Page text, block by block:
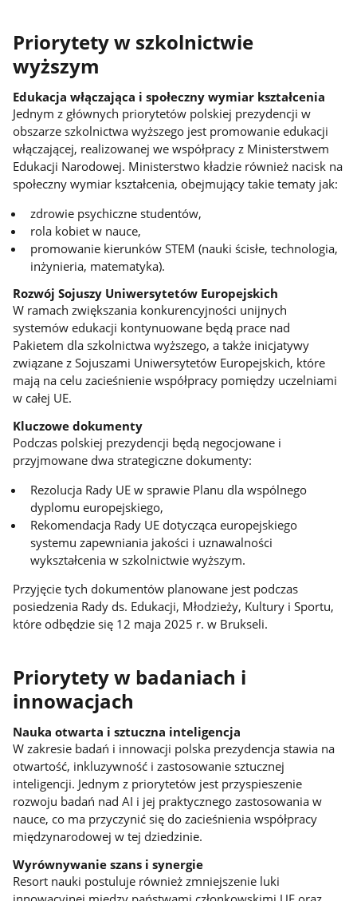
Priorytety w szkolnictwie
wyższym
Edukacja włączająca i społeczny wymiar kształcenia
Jednym z głównych priorytetów polskiej prezydencji w
obszarze szkolnictwa wyższego jest promowanie edukacji
włączającej, realizowanej we współpracy z Ministerstwem
Edukacji Narodowej. Ministerstwo kładzie również nacisk na
społeczny wymiar kształcenia, obejmujący takie tematy jak:
zdrowie psychiczne studentów,
rola kobiet w nauce,
promowanie kierunków STEM (nauki ścisłe, technologia,
inżynieria, matematyka).
Rozwój Sojuszy Uniwersytetów Europejskich
W ramach zwiększania konkurencyjności unijnych
systemów edukacji kontynuowane będą prace nad
Pakietem dla szkolnictwa wyższego, a także inicjatywy
związane z Sojuszami Uniwersytetów Europejskich, które
mają na celu zacieśnienie współpracy pomiędzy uczelniami
w całej UE.
Kluczowe dokumenty
Podczas polskiej prezydencji będą negocjowane i
przyjmowane dwa strategiczne dokumenty:
Rezolucja Rady UE w sprawie Planu dla wspólnego
dyplomu europejskiego,
Rekomendacja Rady UE dotycząca europejskiego
systemu zapewniania jakości i uznawalności
wykształcenia w szkolnictwie wyższym.
Przyjęcie tych dokumentów planowane jest podczas
posiedzenia Rady ds. Edukacji, Młodzieży, Kultury i Sportu,
które odbędzie się 12 maja 2025 r. w Brukseli.
Priorytety w badaniach i
innowacjach
Nauka otwarta i sztuczna inteligencja
W zakresie badań i innowacji polska prezydencja stawia na
otwartość, inkluzywność i zastosowanie sztucznej
inteligencji. Jednym z priorytetów jest przyspieszenie
rozwoju badań nad AI i jej praktycznego zastosowania w
nauce, co ma przyczynić się do zacieśnienia współpracy
międzynarodowej w tej dziedzinie.
Wyrównywanie szans i synergie
Resort nauki postuluje również zmniejszenie luki